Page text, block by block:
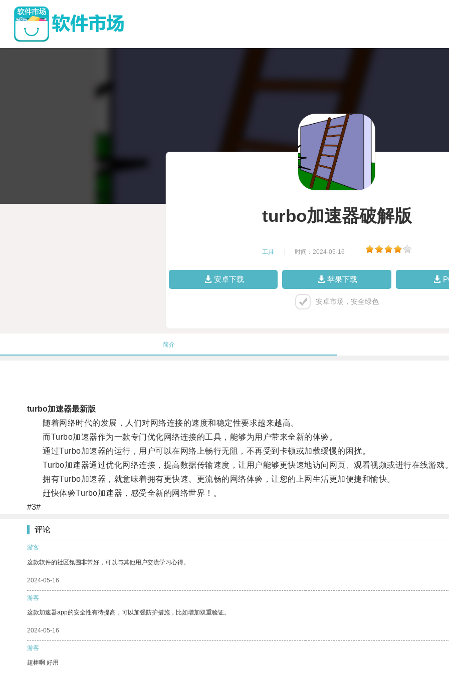
turbo加速器破解版
工具 时间：2024-05-16
安卓下载 苹果下载
安卓市场，安全绿色
简介
turbo加速器最新版
随着网络时代的发展，人们对网络连接的速度和稳定性要求越来越高。
而Turbo加速器作为一款专门优化网络连接的工具，能够为用户带来全新的体验。
通过Turbo加速器的运行，用户可以在网络上畅行无阻，不再受到卡顿或加载缓慢的困扰。
Turbo加速器通过优化网络连接，提高数据传输速度，让用户能够更快速地访问网页、观看视频或进行在线游戏。
拥有Turbo加速器，就意味着拥有更快速、更流畅的网络体验，让您的上网生活更加便捷和愉快。
赶快体验Turbo加速器，感受全新的网络世界！。
#3#
评论
游客
这款软件的社区氛围非常好，可以与其他用户交流学习心得。
2024-05-16
游客
这款加速器app的安全性有待提高，可以加强防护措施，比如增加双重验证。
2024-05-16
游客
超棒啊 好用